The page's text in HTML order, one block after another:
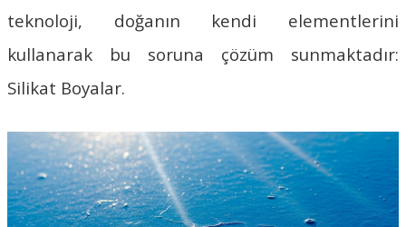
teknoloji, doğanın kendi elementlerini
kullanarak bu soruna çözüm sunmaktadır:
Silikat Boyalar.